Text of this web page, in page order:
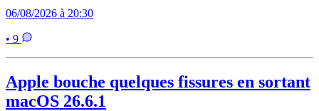
06/08/2026 à 20:30
• 9
Apple bouche quelques fissures en sortant
macOS 26.6.1